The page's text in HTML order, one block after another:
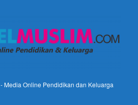
- Media Online Pendidikan dan Keluarga